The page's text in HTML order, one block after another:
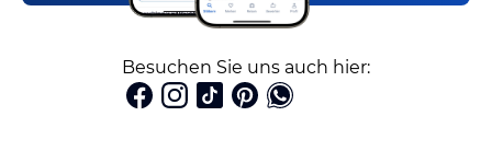
Besuchen Sie uns auch hier: